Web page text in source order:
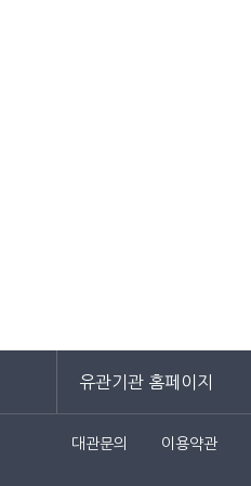
유관기관 홈페이지
대관문의 이용약관